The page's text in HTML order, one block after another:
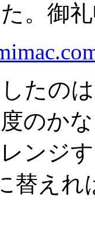
。御
たの
のか
ンジ
替え